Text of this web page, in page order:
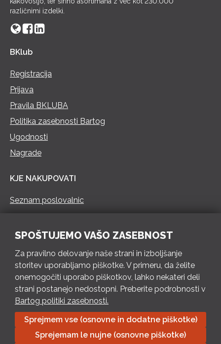
različnimi izdelki.
BKlub
Registracija
Prijava
Pravila BKLUBA
Politika zasebnosti Bartog
Ugodnosti
Nagrade
KJE NAKUPOVATI
Seznam poslovalnic
PON – PET 8 – 18 h / SOB 8 – 12 h
Pošlji e-mail
Izpolni kontaktni obrazec
Bartog d.o.o. Trebnje | ID: SI79128718 | IBAN: SI56 1010 0003
8174 248, Banka Intesa Sanpaolo d.d.| Predsednik Uprave:
SPOŠTUJEMO VAŠO ZASEBNOST
Za pravilno delovanje naše strani in izboljšanje
storitev uporabljamo piškotke. V primeru, da želite
onemogočiti uporabo piškotkov, lahko nekateri deli
strani postanejo nedostopni. Preberite podrobnosti v
Bartog politiki zasebnosti.
Sprejmem vse (osnovne in dodatne piškotke)
Sprejemam le nujne (osnovne piškotke)